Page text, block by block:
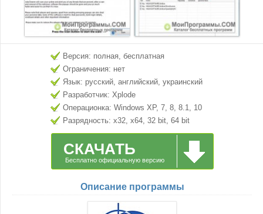
Версия: полная, бесплатная
Ограничения: нет
Язык: русский, английский, украинский
Разработчик: Xplode
Операционка: Windows XP, 7, 8, 8.1, 10
Разрядность: x32, x64, 32 bit, 64 bit
СКАЧАТЬ
Бесплатно официальную версию
Описание программы